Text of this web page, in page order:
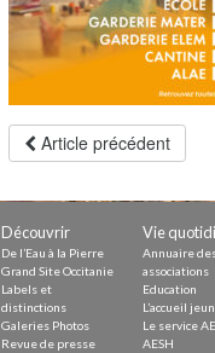
Petite Enfance
Écoles
Centre de
Collèges et
Le service
Tourisme
PAM – Pôle
Zones
Animations du
Annuaire des
Démarchage
Article précédent
Découvrir
De l’Eau à la Pierre
Grand Site Occitanie
Labels et
distinctions
Galeries Photos
Revue de presse
Vie
Annuaire
associations
Education
L’accueil
Le service
AESH